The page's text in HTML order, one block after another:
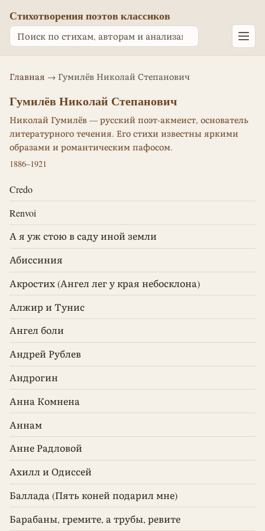
Стихотворения поэтов классиков
Главная → Гумилёв Николай Степанович
Гумилёв Николай Степанович
Николай Гумилёв — русский поэт-акмеист, основатель
литературного течения. Его стихи известны яркими
образами и романтическим пафосом.
1886–1921
Credo
Renvoi
А я уж стою в саду иной земли
Абиссиния
Акростих (Ангел лег у края небосклона)
Алжир и Тунис
Ангел боли
Андрей Рублев
Андрогин
Анна Комнена
Аннам
Анне Радловой
Ахилл и Одиссей
Баллада (Пять коней подарил мне)
Барабаны, гремите, а трубы, ревите